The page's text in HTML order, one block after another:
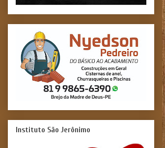
Instituto São Jerônimo